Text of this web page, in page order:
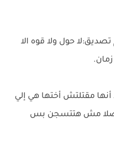
حول ولا قوه الا
مقتلتش أختها هي إلي
اصلا مش هتتسجن بس